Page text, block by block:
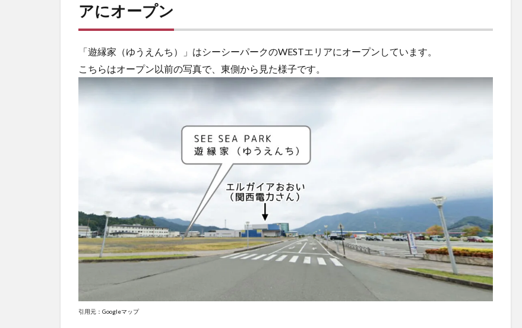
家（ゆ
うえん
アにオープン
「遊縁家（ゆうえんち）」はシーシーパークのWESTエリアにオープンしています。
こちらはオープン以前の写真で、東側から見た様子です。
引用元：Googleマップ